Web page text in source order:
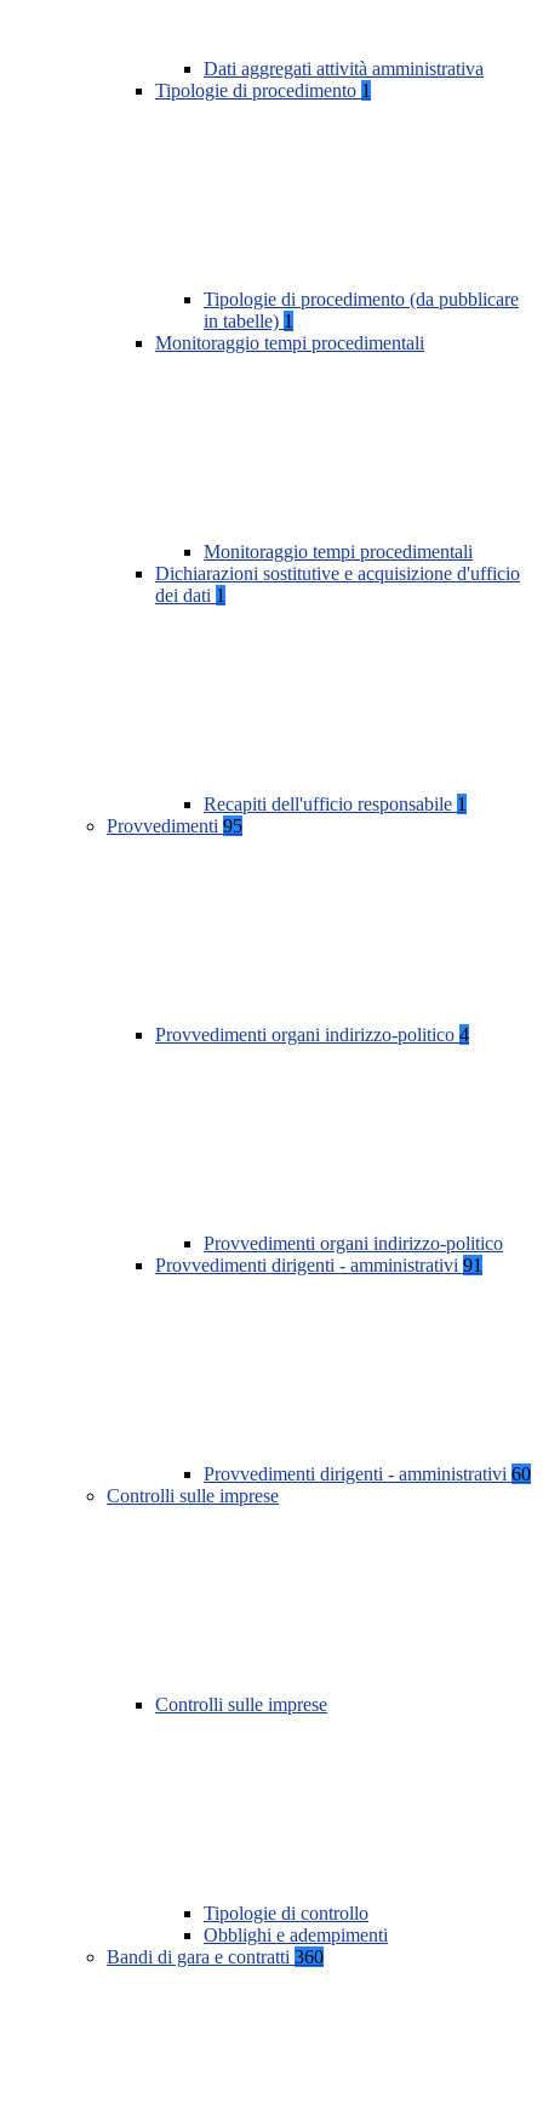
Dati aggregati attività amministrativa
Tipologie di procedimento 1
Tipologie di procedimento (da pubblicare
in tabelle) 1
Monitoraggio tempi procedimentali
Monitoraggio tempi procedimentali
Dichiarazioni sostitutive e acquisizione d'ufficio
dei dati 1
Recapiti dell'ufficio responsabile 1
Provvedimenti 95
Provvedimenti organi indirizzo-politico 4
Provvedimenti organi indirizzo-politico
Provvedimenti dirigenti - amministrativi 91
Provvedimenti dirigenti - amministrativi 60
Controlli sulle imprese
Controlli sulle imprese
Tipologie di controllo
Obblighi e adempimenti
Bandi di gara e contratti 360